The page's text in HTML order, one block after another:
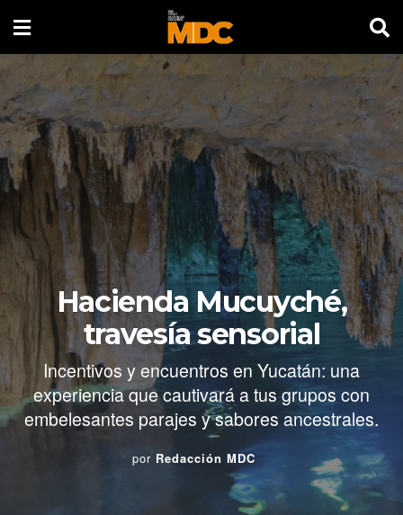
Hacienda Mucuyché,
travesía sensorial
Incentivos y encuentros en Yucatán: una
experiencia que cautivará a tus grupos con
embelesantes parajes y sabores ancestrales.
por Redacción MDC